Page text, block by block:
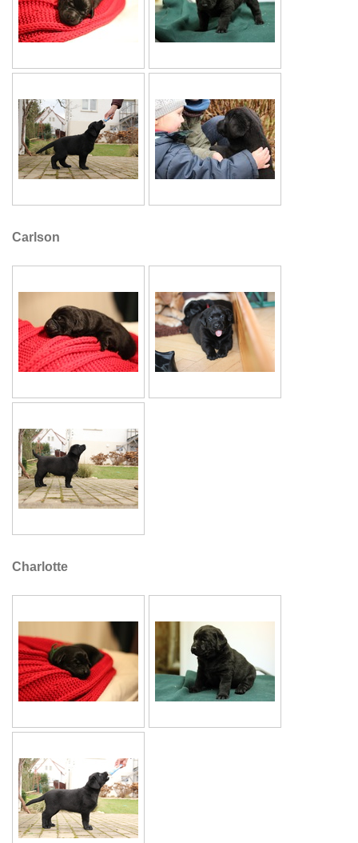
Carlson
Charlotte